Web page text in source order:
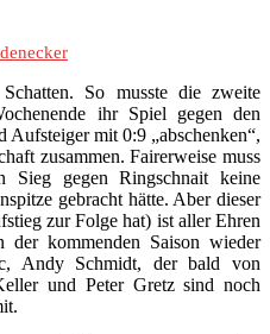
So musste die zweite
ihr Spiel gegen den
Aufsteiger mit 0:9 „abschenken“,
zusammen. Fairerweise muss
Sieg gegen Ringschnait keine
gebracht hätte. Aber dieser
zur Folge hat) ist aller Ehren
kommenden Saison wieder
Andy Schmidt, der bald von
und Peter Gretz sind noch